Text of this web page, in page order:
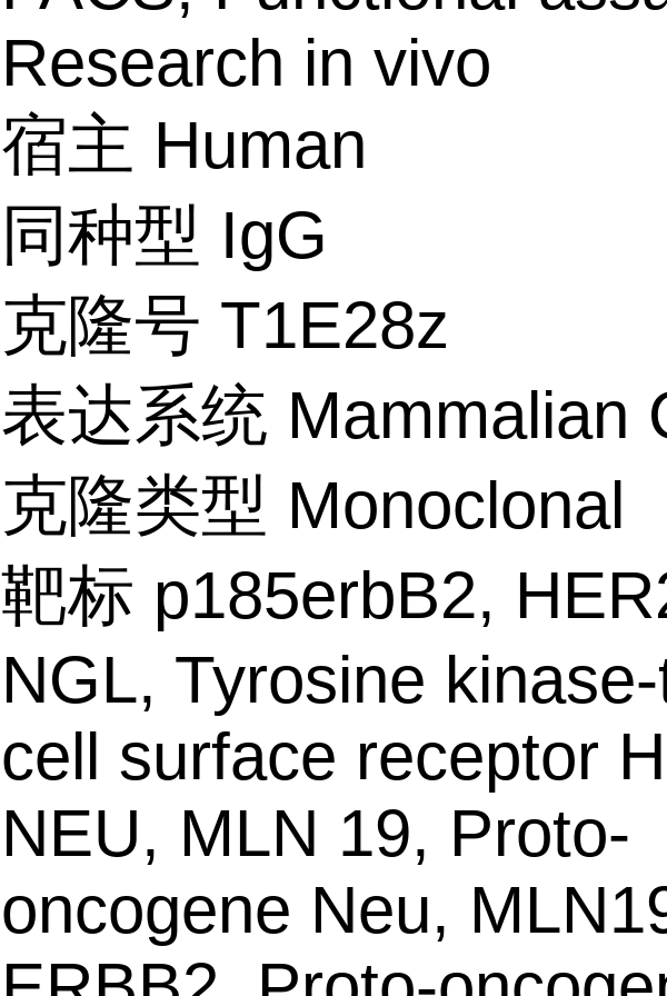
Research in vivo
宿主 Human
同种型 IgG
克隆号 T1E28z
表达系统 Mammalian
克隆类型 Monoclonal
靶标 p185erbB2,
NGL, Tyrosine
cell surface receptor
NEU, MLN 19, Proto-
oncogene Neu,